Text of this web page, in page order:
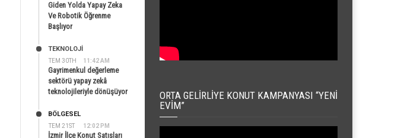
Giden Yolda Yapay Zeka
Ve Robotik Öğrenme
Başlıyor
TEM 30TH 11:42 AM
TEKNOLOJİ
Gayrimenkul değerleme
sektörü yapay zekâ
teknolojileriyle dönüşüyor
TEM 21ST 12:02 PM
BÖLGESEL
İzmir İlçe Konut Satışları
ORTA GELIRLIYE KONUT KAMPANYASI “YENI
EVIM”